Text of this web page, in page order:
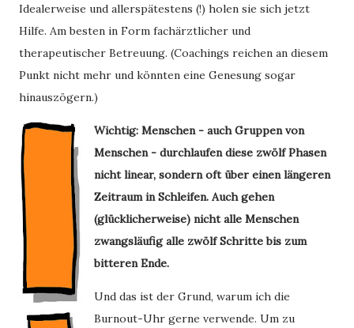
Idealerweise und allerspätestens (!) holen sie sich jetzt
Hilfe. Am besten in Form fachärztlicher und
therapeutischer Betreuung. (Coachings reichen an diesem
Punkt nicht mehr und könnten eine Genesung sogar
hinauszögern.)
Wichtig: Menschen - auch Gruppen von
Menschen - durchlaufen diese zwölf Phasen
nicht linear, sondern oft über einen längeren
Zeitraum in Schleifen. Auch gehen
(glücklicherweise) nicht alle Menschen
zwangsläufig alle zwölf Schritte bis zum
bitteren Ende.
Und das ist der Grund, warum ich die
Burnout-Uhr gerne verwende. Um zu